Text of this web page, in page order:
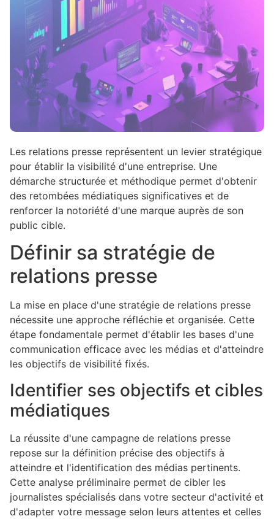
Les relations presse représentent un levier stratégique
pour établir la visibilité d'une entreprise. Une
démarche structurée et méthodique permet d'obtenir
des retombées médiatiques significatives et de
renforcer la notoriété d'une marque auprès de son
public cible.
Définir sa stratégie de
relations presse
La mise en place d'une stratégie de relations presse
nécessite une approche réfléchie et organisée. Cette
étape fondamentale permet d'établir les bases d'une
communication efficace avec les médias et d'atteindre
les objectifs de visibilité fixés.
Identifier ses objectifs et cibles
médiatiques
La réussite d'une campagne de relations presse
repose sur la définition précise des objectifs à
atteindre et l'identification des médias pertinents.
Cette analyse préliminaire permet de cibler les
journalistes spécialisés dans votre secteur d'activité et
d'adapter votre message selon leurs attentes et celles